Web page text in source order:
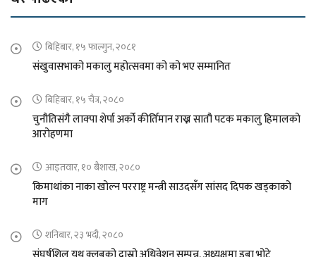
बिहिबार, १५ फाल्गुन, २०८१
संखुवासभाको मकालु महोत्सवमा को को भए सम्मानित
बिहिबार, १५ चैत्र, २०८०
चुनौतिसंगै लाक्पा शेर्पा अर्को कीर्तिमान राख्न सातौ पटक मकालु हिमालको
आरोहणमा
आइतवार, १० बैशाख, २०८०
किमाथांका नाका खोल्न परराष्ट्र मन्त्री साउदसँग सांसद दिपक खड्काको
माग
शनिबार, २३ भदौ, २०८०